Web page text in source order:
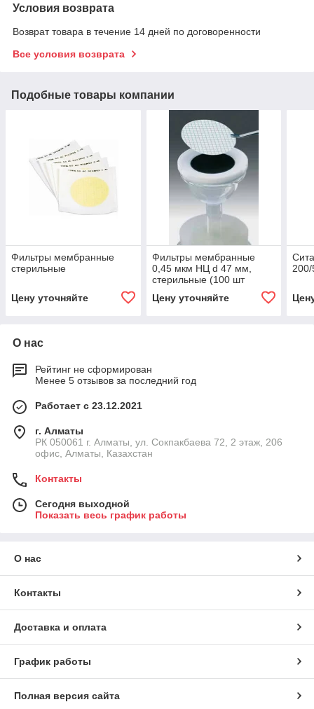
Условия возврата
Возврат товара в течение 14 дней по договоренности
Все условия возврата
Подобные товары компании
Фильтры мембранные
стерильные
Цену уточняйте
Фильтры мембранные
0,45 мкм НЦ d 47 мм,
стерильные (100 шт
Цену уточняйте
О нас
Рейтинг не сформирован
Менее 5 отзывов за последний год
Работает с 23.12.2021
г. Алматы
РК 050061 г. Алматы, ул. Сокпакбаева 72, 2 этаж, 206
офис, Алматы, Казахстан
Контакты
Сегодня выходной
Показать весь график работы
О нас
Контакты
Доставка и оплата
График работы
Полная версия сайта